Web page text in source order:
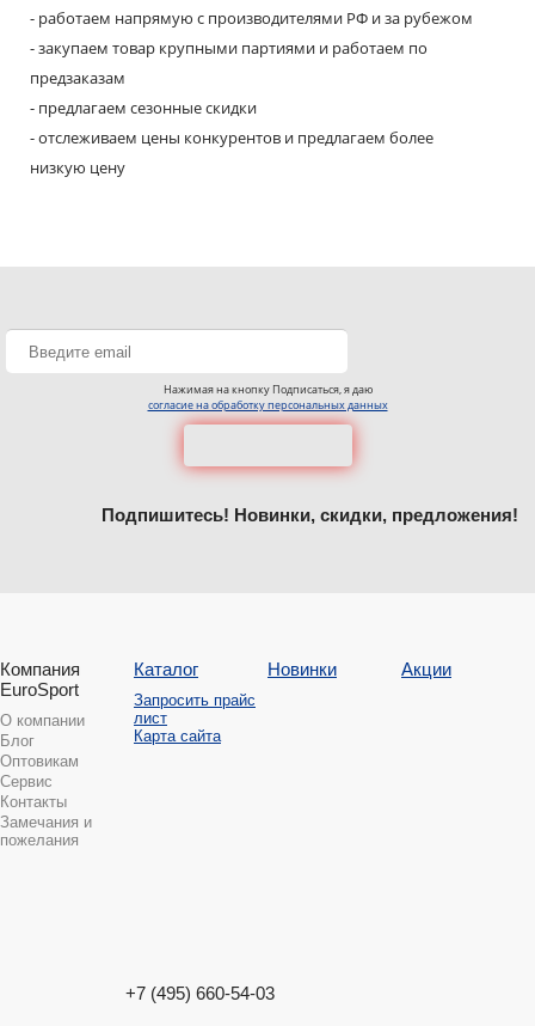
- работаем напрямую с производителями РФ и за рубежом
- закупаем товар крупными партиями и работаем по
предзаказам
- предлагаем сезонные скидки
- отслеживаем цены конкурентов и предлагаем более
низкую цену
Нажимая на кнопку Подписаться, я даю
согласие на обработку персональных данных
Подпишитесь! Новинки, скидки, предложения!
Компания
EuroSport
О компании
Блог
Оптовикам
Сервис
Контакты
Замечания и
пожелания
Каталог
Запросить прайс
лист
Карта сайта
Новинки Акции
+7 (495) 660-54-03